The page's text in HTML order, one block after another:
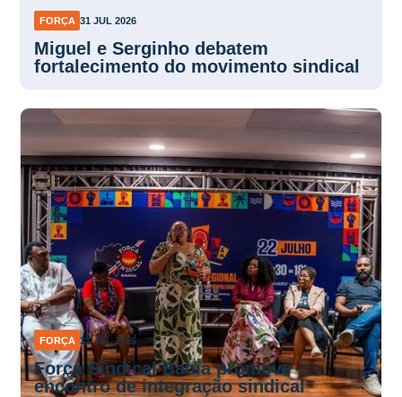
FORÇA 31 JUL 2026
Miguel e Serginho debatem
fortalecimento do movimento sindical
FORÇA 31 JUL 2026
Força Sindical Bahia promove
encontro de integração sindical